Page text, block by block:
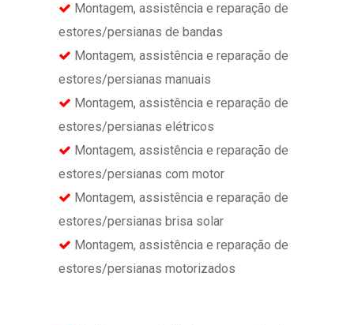
Montagem, assistência e reparação de
estores/persianas de bandas
Montagem, assistência e reparação de
estores/persianas manuais
Montagem, assistência e reparação de
estores/persianas elétricos
Montagem, assistência e reparação de
estores/persianas com motor
Montagem, assistência e reparação de
estores/persianas brisa solar
Montagem, assistência e reparação de
estores/persianas motorizados